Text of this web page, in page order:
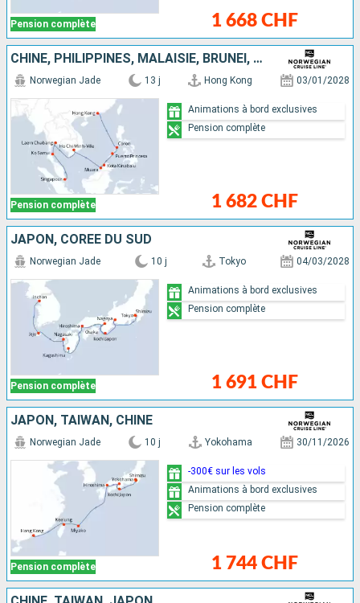
Pension complète 1 668 CHF
CHINE, PHILIPPINES, MALAISIE, BRUNEI, VIETNAM, THAÏLANDE, SINGAPOUR
Pension complète
Norwegian Jade 13 j Hong Kong 03/01/2028
1 682 CHF
Animations à bord exclusives
Pension complète
JAPON, CORÉE DU SUD
Pension complète
Norwegian Jade 10 j Tokyo 04/03/2028
1 691 CHF
Animations à bord exclusives
Pension complète
JAPON, TAÏWAN, CHINE
Pension complète
Norwegian Jade 10 j Yokohama 30/11/2026
1 744 CHF
-300€ sur les vols
Animations à bord exclusives
Pension complète